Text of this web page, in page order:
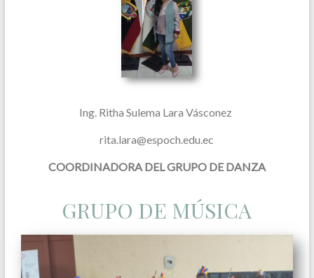
Ing. Ritha Sulema Lara Vásconez
rita.lara@espoch.edu.ec
COORDINADORA DEL GRUPO DE DANZA
GRUPO DE MÚSICA